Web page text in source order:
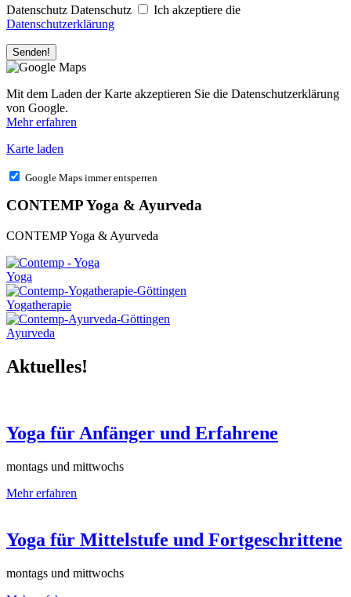
Datenschutz Datenschutz
Ich akzeptiere die
Datenschutzerklärung
Senden!
Mit dem Laden der Karte akzeptieren Sie die Datenschutzerklärung
von Google.
Mehr erfahren
Karte laden
Google Maps immer entsperren
CONTEMP Yoga & Ayurveda
CONTEMP Yoga & Ayurveda
Yoga
Yogatherapie
Ayurveda
Aktuelles!
Yoga für Anfänger und Erfahrene
montags und mittwochs
Mehr erfahren
Yoga für Mittelstufe und Fortgeschrittene
montags und mittwochs